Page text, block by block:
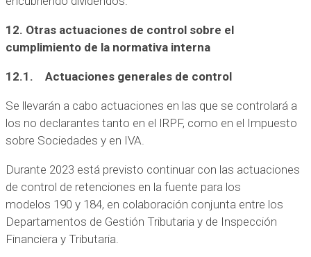
12. Otras actuaciones de control sobre el
cumplimiento de la normativa interna
12.1. Actuaciones generales de control
Se llevarán a cabo actuaciones en las que se controlará a
los no declarantes tanto en el IRPF, como en el Impuesto
sobre Sociedades y en IVA.
Durante 2023 está previsto continuar con las actuaciones
de control de retenciones en la fuente para los
modelos 190 y 184, en colaboración conjunta entre los
Departamentos de Gestión Tributaria y de Inspección
Financiera y Tributaria.